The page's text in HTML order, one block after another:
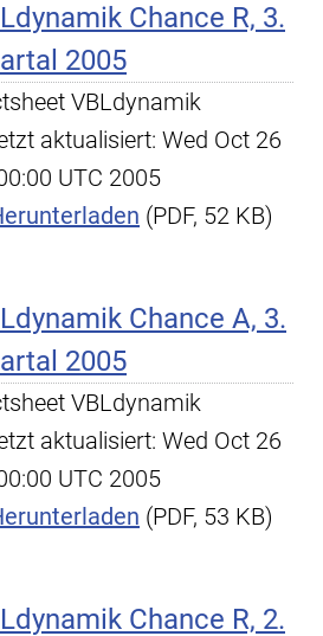
Chance R, 3.
2005
VBLdynamik
aktualisiert: Wed Oct 26
UTC 2005
(PDF, 52 KB)
Chance A, 3.
2005
VBLdynamik
aktualisiert: Wed Oct 26
UTC 2005
(PDF, 53 KB)
Chance R, 2.